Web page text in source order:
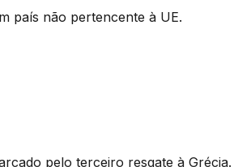
país não pertencente à UE.
pelo terceiro resgate à Grécia.